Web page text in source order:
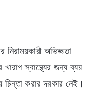
নিরাময়কারী অভিজ্ঞতা
স্বাস্থ্যের জন্য ব্যয়
করার দরকার নেই।